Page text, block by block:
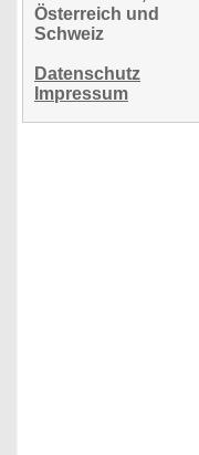
Österreich und
Schweiz
Datenschutz
Impressum